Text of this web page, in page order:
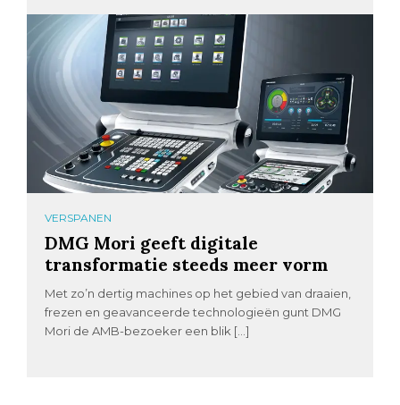
VERSPANEN
DMG Mori geeft digitale
transformatie steeds meer vorm
Met zo’n dertig machines op het gebied van draaien,
frezen en geavanceerde technologieën gunt DMG
Mori de AMB-bezoeker een blik […]